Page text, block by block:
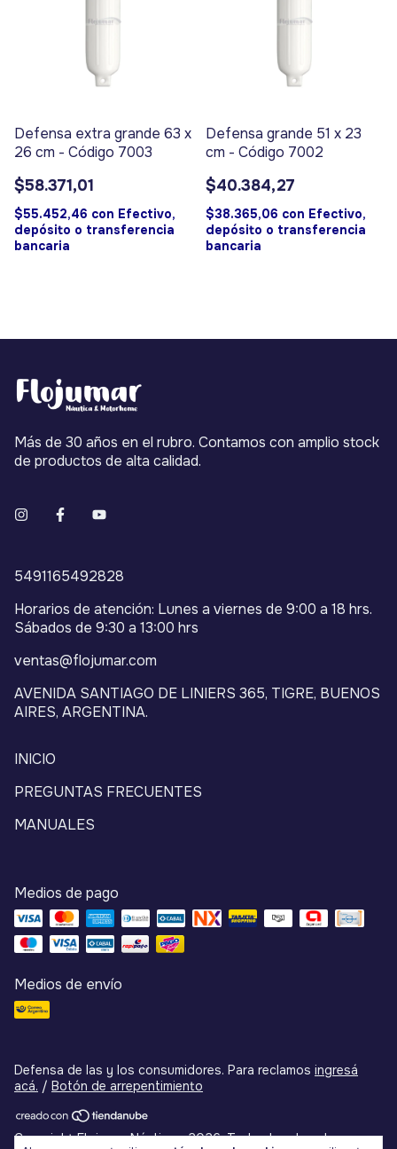
Defensa extra grande 63 x
26 cm - Código 7003
$58.371,01
$55.452,46 con Efectivo,
depósito o transferencia
bancaria
Defensa grande 51 x 23
cm - Código 7002
$40.384,27
$38.365,06 con Efectivo,
depósito o transferencia
bancaria
Más de 30 años en el rubro. Contamos con amplio stock
de productos de alta calidad.
5491165492828
Horarios de atención: Lunes a viernes de 9:00 a 18 hrs.
Sábados de 9:30 a 13:00 hrs
ventas@flojumar.com
AVENIDA SANTIAGO DE LINIERS 365, TIGRE, BUENOS
AIRES, ARGENTINA.
INICIO
PREGUNTAS FRECUENTES
MANUALES
Medios de pago
Medios de envío
Defensa de las y los consumidores. Para reclamos ingresá
acá. / Botón de arrepentimiento
Copyright Flojumar Náutica - 2026. Todos los derechos